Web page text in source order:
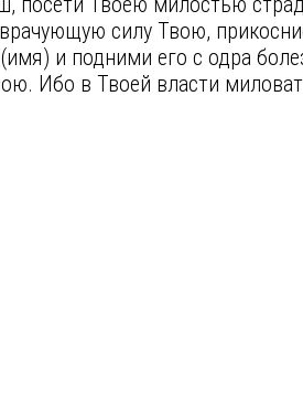
силу Твою,
и подними его с одра
Ибо в Твоей власти